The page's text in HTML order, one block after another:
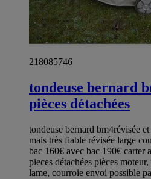
218085746
tondeuse bernard
pièces détachées
tondeuse bernard bm4révisée
mais très fiable révisée large
bac 160€ avec bac 190€ carter
pieces détachées pièces
lame, courroie envoi possible